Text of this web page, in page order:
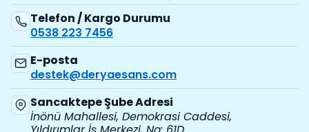
Telefon / Kargo Durumu
0538 223 7456
E-posta
destek@deryaesans.com
Sancaktepe Şube Adresi
İnönü Mahallesi, Demokrasi Caddesi,